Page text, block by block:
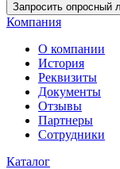
Запросить опросный
Компания
О компании
История
Реквизиты
Документы
Отзывы
Партнеры
Сотрудники
Каталог